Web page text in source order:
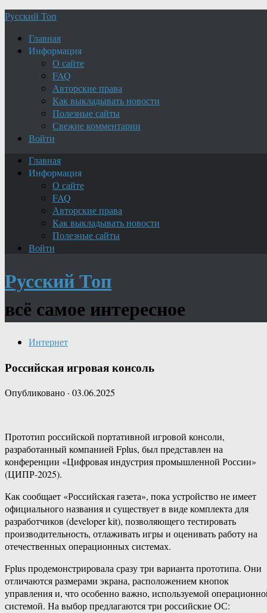
Русский Топ
Главная
Информация
О сайте
FAQ
Авторские права
Как выкладывать новости
Полезные сайты
Свежие комментарии
Войти
Главная
Информация
О сайте
FAQ
Авторские права
Как выкладывать новости
Полезные сайты
Войти
Русский Топ
всё самое интересное
Интернет
Российская игровая консоль
Опубликовано · 03.06.2025
Прототип российской портативной игровой консоли,
разработанный компанией Fplus, был представлен на
конференции «Цифровая индустрия промышленной России»
(ЦИПР-2025).
Как сообщает «Российская газета», пока устройство не имеет
официального названия и существует в виде комплекта для
разработчиков (developer kit), позволяющего тестировать
производительность, отлаживать игры и оценивать работу на
отечественных операционных системах.
Fplus продемонстрировала сразу три варианта прототипа. Они
отличаются размерами экрана, расположением кнопок
управления и, что особенно важно, используемой
системой. На выбор предлагаются три российские ОС: